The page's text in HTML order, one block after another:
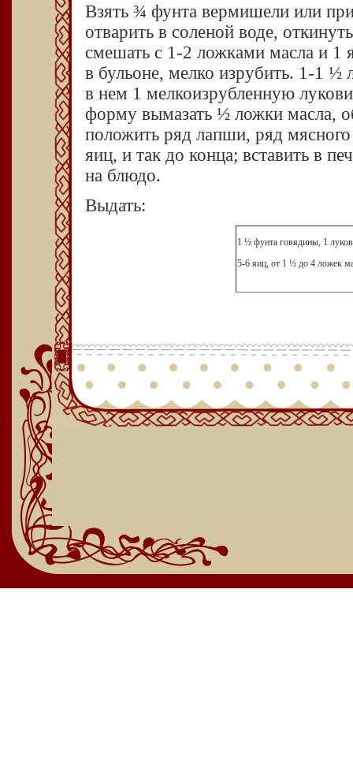
Взять ¾ фунта вермишели или
отварить в соленой воде,
смешать с 1-2 ложками масла и 1
в бульоне, мелко изрубить. 1-1 ½
в нем 1 мелкоизрубленную
форму вымазать ½ ложки масла,
положить ряд лапши, ряд
яиц, и так до конца; вставить в
на блюдо.
Выдать:
1 ½ фунта говядины, 1
5-6 яиц, от 1 ½ до 4 ложек